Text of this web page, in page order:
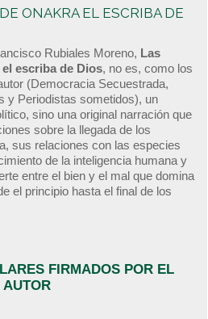
ONAKRA EL ESCRIBA DE
Rubiales Moreno, Las
escriba de Dios, no es, como los
(Democracia Secuestrada,
y Periodistas sometidos), un
sino una original narración que
sobre la llegada de los
sus relaciones con las especies
de la inteligencia humana y
entre el bien y el mal que domina
el principio hasta el final de los
FIRMADOS POR EL
AUTOR